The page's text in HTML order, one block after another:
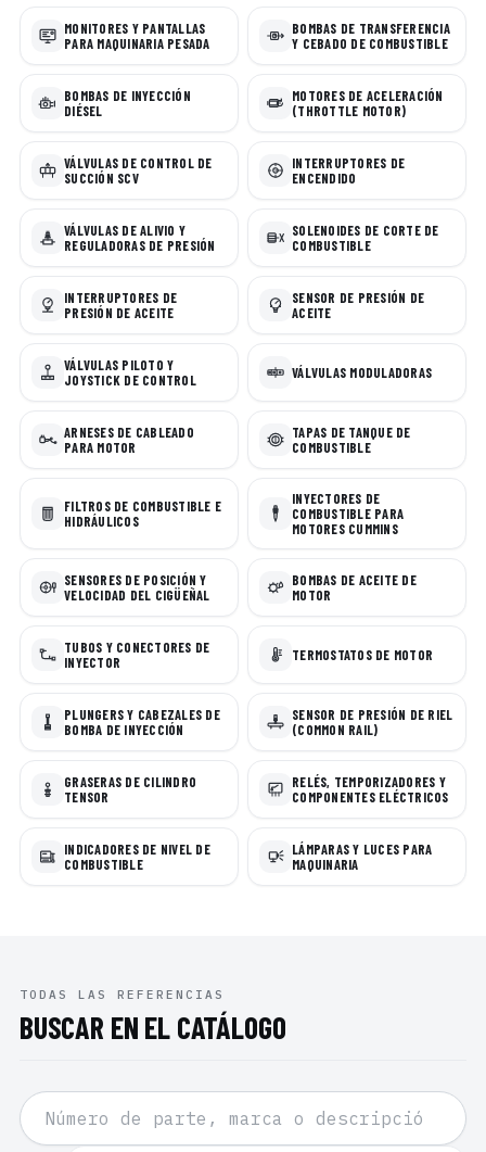
MONITORES Y PANTALLAS
PARA MAQUINARIA PESADA
BOMBAS DE TRANSFERENCIA
Y CEBADO DE COMBUSTIBLE
BOMBAS DE INYECCIÓN
DIÉSEL
MOTORES DE ACELERACIÓN
(THROTTLE MOTOR)
VÁLVULAS DE CONTROL DE
SUCCIÓN SCV
INTERRUPTORES DE
ENCENDIDO
VÁLVULAS DE ALIVIO Y
REGULADORAS DE PRESIÓN
SOLENOIDES DE CORTE DE
COMBUSTIBLE
INTERRUPTORES DE
PRESIÓN DE ACEITE
SENSOR DE PRESIÓN DE
ACEITE
VÁLVULAS PILOTO Y
JOYSTICK DE CONTROL
VÁLVULAS MODULADORAS
ARNESES DE CABLEADO
PARA MOTOR
TAPAS DE TANQUE DE
COMBUSTIBLE
FILTROS DE COMBUSTIBLE E
HIDRÁULICOS
INYECTORES DE
COMBUSTIBLE PARA
MOTORES CUMMINS
SENSORES DE POSICIÓN Y
VELOCIDAD DEL CIGÜEÑAL
BOMBAS DE ACEITE DE
MOTOR
TUBOS Y CONECTORES DE
INYECTOR
TERMOSTATOS DE MOTOR
PLUNGERS Y CABEZALES DE
BOMBA DE INYECCIÓN
SENSOR DE PRESIÓN DE RIEL
(COMMON RAIL)
GRASERAS DE CILINDRO
TENSOR
RELÉS, TEMPORIZADORES Y
COMPONENTES ELÉCTRICOS
INDICADORES DE NIVEL DE
COMBUSTIBLE
LÁMPARAS Y LUCES PARA
MAQUINARIA
TODAS LAS REFERENCIAS
BUSCAR EN EL CATÁLOGO